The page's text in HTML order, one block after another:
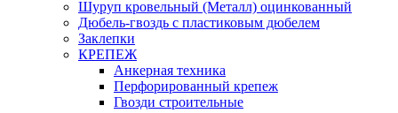
Шуруп кровельный (Металл) оцинкованный
Дюбель-гвоздь с пластиковым дюбелем
Заклепки
КРЕПЕЖ
Анкерная техника
Перфорированный крепеж
Гвозди строительные